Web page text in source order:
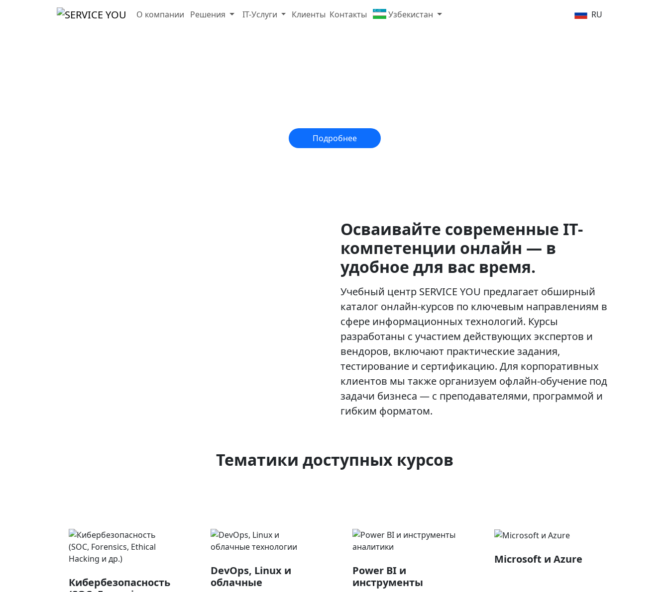
О компании Решения IT-Услуги Клиенты Контакты Узбекистан RU
Подробнее
Осваивайте современные IT-
компетенции онлайн — в
удобное для вас время.
Учебный центр SERVICE YOU предлагает обширный
каталог онлайн-курсов по ключевым направлениям в
сфере информационных технологий. Курсы
разработаны с участием действующих экспертов и
вендоров, включают практические задания,
тестирование и сертификацию. Для корпоративных
клиентов мы также организуем офлайн-обучение под
задачи бизнеса — с преподавателями, программой и
гибким форматом.
Тематики доступных курсов
Кибербезопасность
DevOps, Linux и
облачные
Power BI и
инструменты
Microsoft и Azure